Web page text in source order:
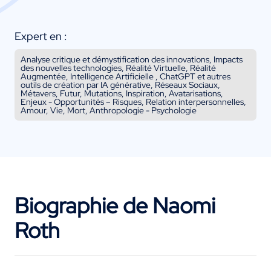
Expert en :
Analyse critique et démystification des innovations, Impacts
des nouvelles technologies, Réalité Virtuelle, Réalité
Augmentée, Intelligence Artificielle , ChatGPT et autres
outils de création par IA générative, Réseaux Sociaux,
Métavers, Futur, Mutations, Inspiration, Avatarisations,
Enjeux - Opportunités – Risques, Relation interpersonnelles,
Amour, Vie, Mort, Anthropologie - Psychologie
Biographie de Naomi
Roth